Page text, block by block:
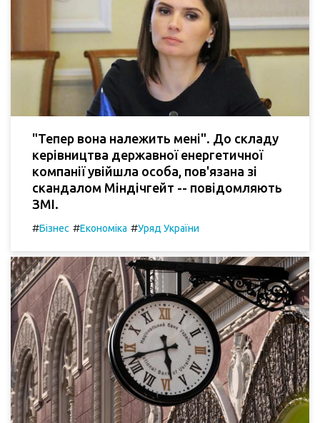
"Тепер вона належить мені". До складу
керівництва державної енергетичної
компанії увійшла особа, пов'язана зі
скандалом Міндічгейт -- повідомляють
ЗМІ.
#Бізнес #Економіка #Уряд України